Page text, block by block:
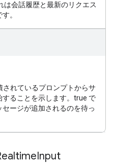
は会話履歴と最新のリクエス
。
れているプロンプトからサ
ることを示します。true で
ージが追加されるのを待っ
Input